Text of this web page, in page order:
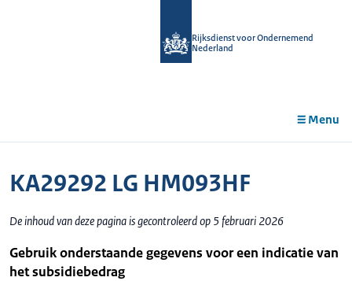
Rijksdienst voor Ondernemend
Nederland
Menu
KA29292 LG HM093HF
De inhoud van deze pagina is gecontroleerd op 5 februari 2026
Gebruik onderstaande gegevens voor een indicatie van
het subsidiebedrag